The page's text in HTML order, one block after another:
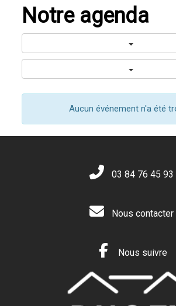
Notre agenda
Aucun événement n'a été
03 84 76 45 93
Nous contacter
Nous suivre